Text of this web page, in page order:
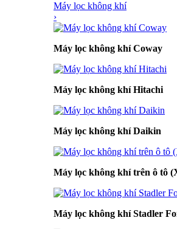
Máy lọc không khí
›
Máy lọc không khí Coway
Máy lọc không khí Hitachi
Máy lọc không khí Daikin
Máy lọc không khí trên ô tô
Máy lọc không khí Stadler